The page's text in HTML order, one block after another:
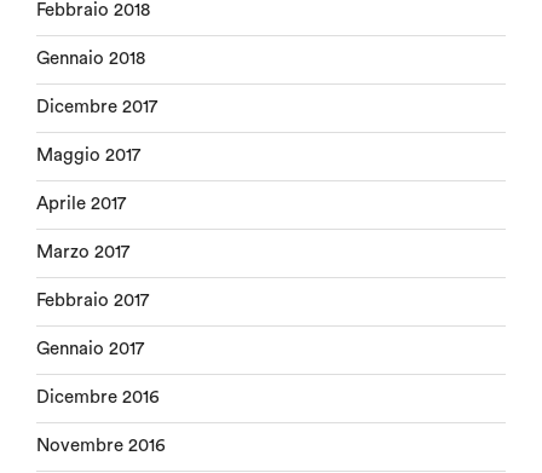
Febbraio 2018
Gennaio 2018
Dicembre 2017
Maggio 2017
Aprile 2017
Marzo 2017
Febbraio 2017
Gennaio 2017
Dicembre 2016
Novembre 2016